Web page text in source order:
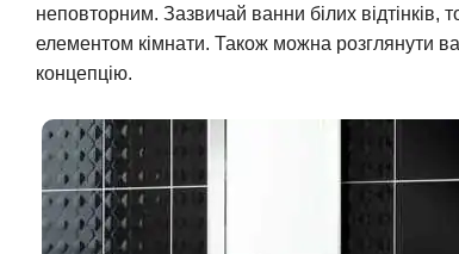
неповторним. Зазвичай ванни білих
елементом кімнати. Також можна розглянути
концепцію.